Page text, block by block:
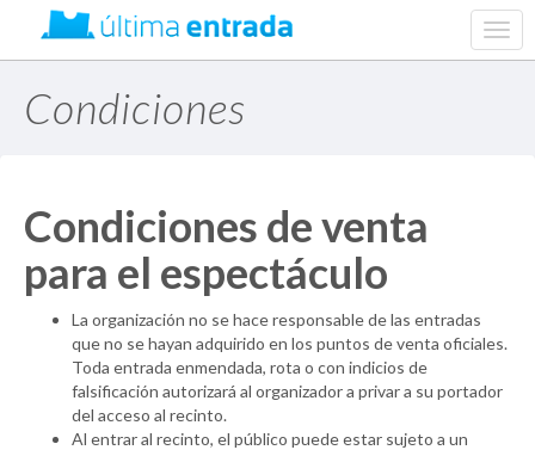
Condiciones
Condiciones de venta
para el espectáculo
La organización no se hace responsable de las entradas
que no se hayan adquirido en los puntos de venta oficiales.
Toda entrada enmendada, rota o con indicios de
falsificación autorizará al organizador a privar a su portador
del acceso al recinto.
Al entrar al recinto, el público puede estar sujeto a un